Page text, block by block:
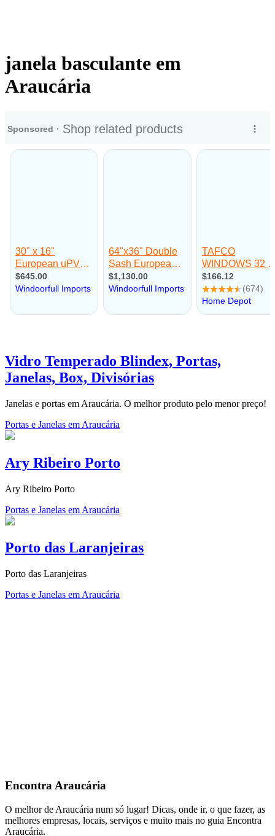
janela basculante em
Araucária
Vidro Temperado Blindex, Portas,
Janelas, Box, Divisórias
Janelas e portas em Araucária. O melhor produto pelo menor preço!
Portas e Janelas em Araucária
Ary Ribeiro Porto
Ary Ribeiro Porto
Portas e Janelas em Araucária
Porto das Laranjeiras
Porto das Laranjeiras
Portas e Janelas em Araucária
Encontra Araucária
O melhor de Araucária num só lugar! Dicas, onde ir, o que fazer, as
melhores empresas, locais, serviços e muito mais no guia Encontra
Araucária.